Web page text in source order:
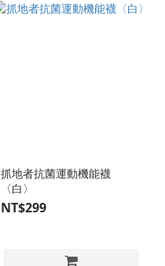
抓地者抗菌運動機能襪
〈白〉
NT$299